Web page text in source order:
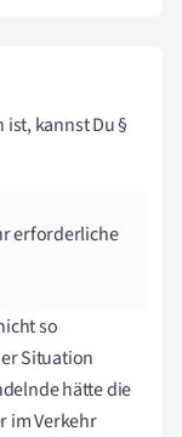
ist, kannst Du §
erforderliche
so
Situation
hätte die
im Verkehr